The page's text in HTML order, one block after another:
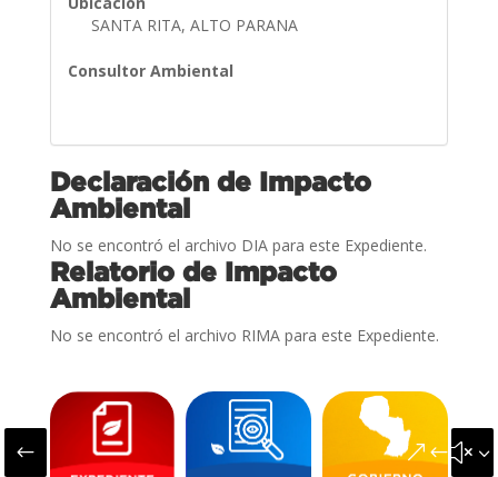
SANTA RITA, ALTO PARANA
Consultor Ambiental
Declaración de Impacto
Ambiental
No se encontró el archivo DIA para este Expediente.
Relatorio de Impacto
Ambiental
No se encontró el archivo RIMA para este Expediente.
#